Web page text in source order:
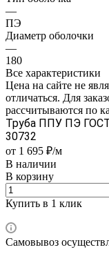
—
ПЭ
Диаметр оболочки
—
180
Все характеристики
Цена на сайте не
отличаться. Для
рассчитываются по
Труба ППУ ПЭ
30732
от 1 695 ₽/м
В наличии
В корзину
Купить в 1 клик
Самовывоз